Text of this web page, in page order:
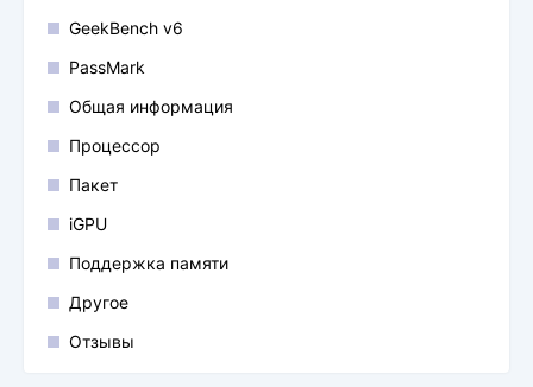
GeekBench v6
PassMark
Общая информация
Процессор
Пакет
iGPU
Поддержка памяти
Другое
Отзывы